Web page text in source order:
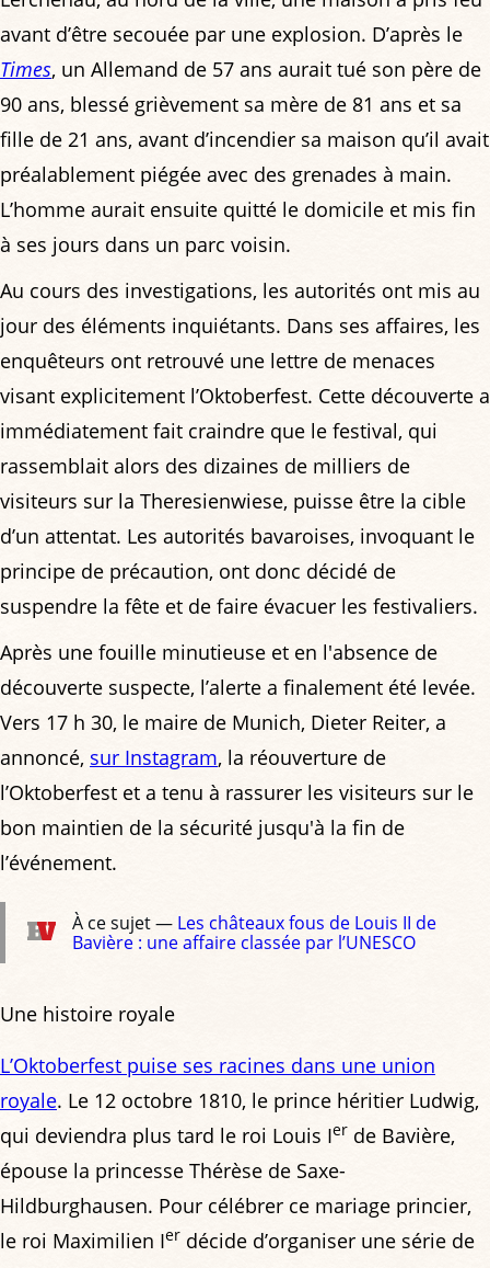
avant d’être secouée par une explosion. D’après le
Times, un Allemand de 57 ans aurait tué son père de
90 ans, blessé grièvement sa mère de 81 ans et sa
fille de 21 ans, avant d’incendier sa maison qu’il avait
préalablement piégée avec des grenades à main.
L’homme aurait ensuite quitté le domicile et mis fin
à ses jours dans un parc voisin.
Au cours des investigations, les autorités ont mis au
jour des éléments inquiétants. Dans ses affaires, les
enquêteurs ont retrouvé une lettre de menaces
visant explicitement l’Oktoberfest. Cette découverte a
immédiatement fait craindre que le festival, qui
rassemblait alors des dizaines de milliers de
visiteurs sur la Theresienwiese, puisse être la cible
d’un attentat. Les autorités bavaroises, invoquant le
principe de précaution, ont donc décidé de
suspendre la fête et de faire évacuer les festivaliers.
Après une fouille minutieuse et en l'absence de
découverte suspecte, l’alerte a finalement été levée.
Vers 17 h 30, le maire de Munich, Dieter Reiter, a
annoncé, sur Instagram, la réouverture de
l’Oktoberfest et a tenu à rassurer les visiteurs sur le
bon maintien de la sécurité jusqu'à la fin de
l’événement.
À ce sujet — Les châteaux fous de Louis II de
Bavière : une affaire classée par l’UNESCO
Une histoire royale
L’Oktoberfest puise ses racines dans une union
royale. Le 12 octobre 1810, le prince héritier Ludwig,
qui deviendra plus tard le roi Louis Ier de Bavière,
épouse la princesse Thérèse de Saxe-
Hildburghausen. Pour célébrer ce mariage princier,
le roi Maximilien Ier décide d’organiser une série de